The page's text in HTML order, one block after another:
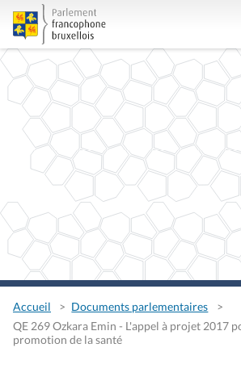
Accueil
Documents parlementaires
QE 269 Ozkara Emin - L'appel à projet 2017
promotion de la santé